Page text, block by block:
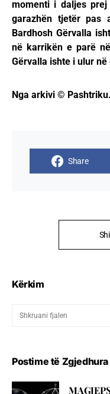
momenti i daljes
garazhën tjetër pas
Bardhosh Gërvalla
në karrikën e parë
Gërvalla ishte i ulur
Nga arkivi ©
Share
Kërkim
Postime të Zgjedhura